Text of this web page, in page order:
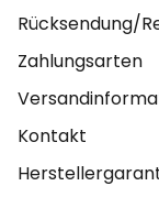
Rücksendung/
Zahlungsarten
Kontakt